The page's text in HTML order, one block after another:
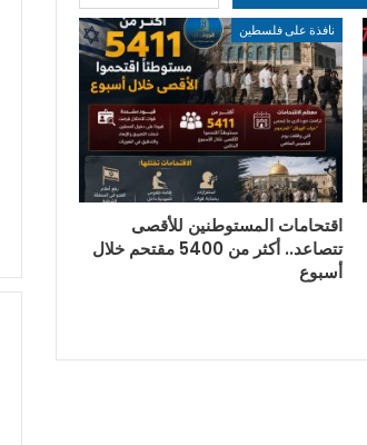
نافذة على فلسطين
اقتحامات المستوطنين للأقصى
تتصاعد.. أكثر من 5400 مقتحم خلال
أسبوع